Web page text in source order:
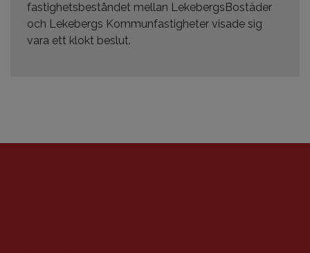
fastighetsbeståndet mellan LekebergsBostäder
och Lekebergs Kommunfastigheter visade sig
vara ett klokt beslut.